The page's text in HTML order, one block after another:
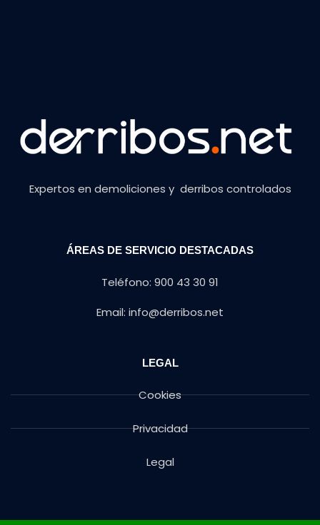
Expertos en demoliciones y derribos controlados
ÁREAS DE SERVICIO DESTACADAS
Teléfono: 900 43 30 91
Email: info@derribos.net
LEGAL
Cookies
Privacidad
Legal